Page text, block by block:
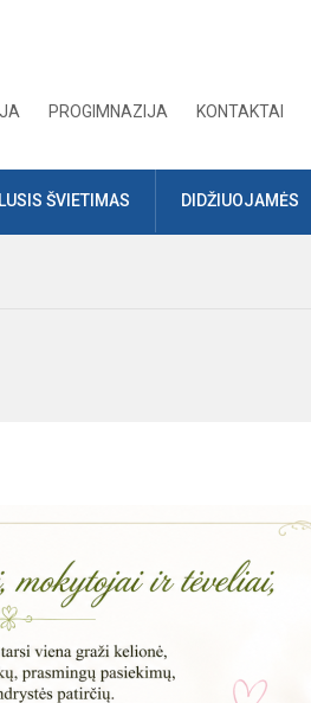
PROGIMNAZIJA KONTAKTAI
ŠVIETIMAS DIDŽIUOJAMĖS